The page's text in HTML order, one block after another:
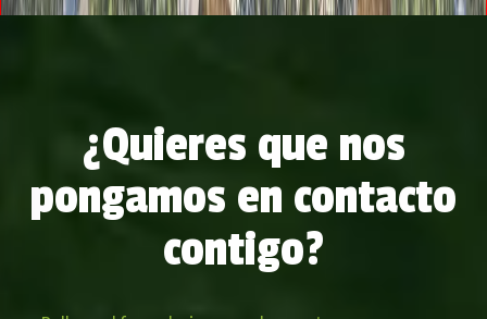
¿Quieres que nos
pongamos en contacto
contigo?